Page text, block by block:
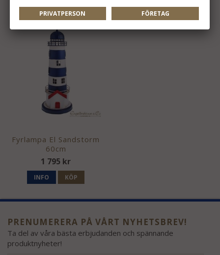
Fyrlampa El Sandstorm
60cm
1 795 kr
INFO KÖP
PRENUMERERA PÅ VÅRT NYHETSBREV!
Ta del av våra bästa erbjudanden och spännande
produktnyheter!
PRIVATPERSON FÖRETAG